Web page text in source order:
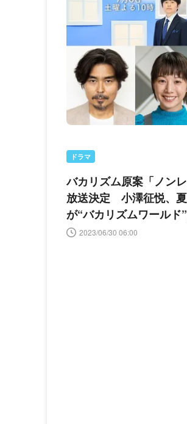
ドラマ
バカリズム原案「ノン
放送決定 小澤征悦、
が“バカリズムワールド
2023/06/30 06:00